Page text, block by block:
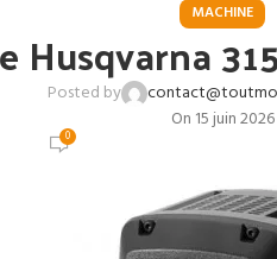
MACHINE
Husqvarna
Posted by
On 15 juin 2026
0